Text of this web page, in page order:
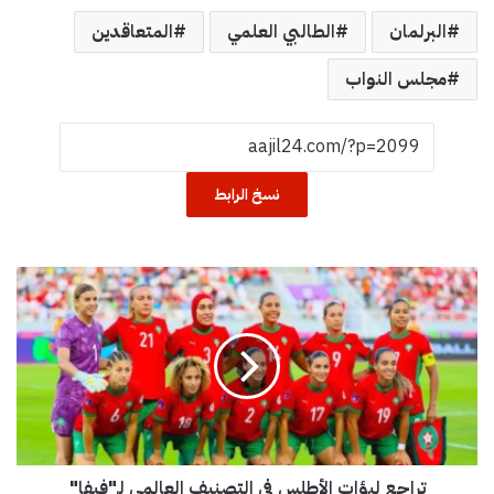
البرلمان الطالبي العلمي
المتعاقدين
مجلس النواب
نسخ الرابط
ت
ر
ا
ج
ع
ل
ب
ؤ
ا
تراجع لبؤات الأطلس في التصنيف العالمي لـ"فيفا"